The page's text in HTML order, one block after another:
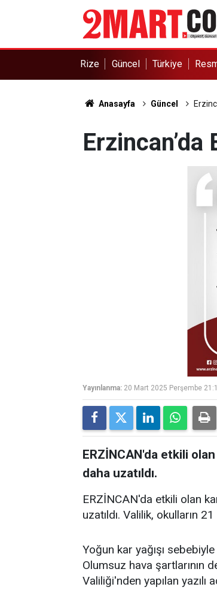
Rize Güncel Türkiye
Anasayfa Güncel
Erzincan’da
Yayınlanma: 20 Mart 2025 Perşembe
ERZİNCAN'da etkili
daha uzatıldı.
ERZİNCAN'da etkili olan
uzatıldı. Valilik, okulların
Yoğun kar yağışı
Olumsuz hava şartlarının
Valiliği'nden yapılan yazılı